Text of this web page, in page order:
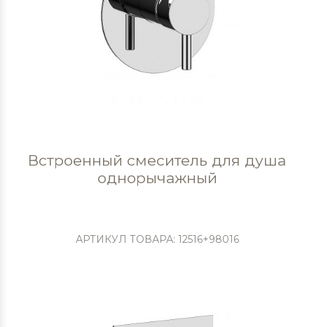
Встроенный смеситель для душа
однорычажный
АРТИКУЛ ТОВАРА: 12516+98016